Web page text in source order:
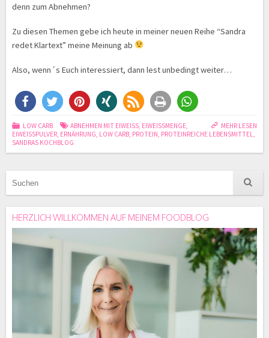
denn zum Abnehmen?
Zu diesen Themen gebe ich heute in meiner neuen Reihe “Sandra
redet Klartext” meine Meinung ab
Also, wenn´s Euch interessiert, dann lest unbedingt weiter…
MEHR LESEN
LOW CARB ABNEHMEN MIT EIWEISS , EIWEISSMENGE ,
EIWEISSPULVER , ERNÄHRUNG, LOW CARB, PROTEIN, PROTEINREICHE LEBENSMITTEL,
SANDRAS KOCHBLOG
HERZLICH WILLKOMMEN AUF MEINEM FOODBLOG